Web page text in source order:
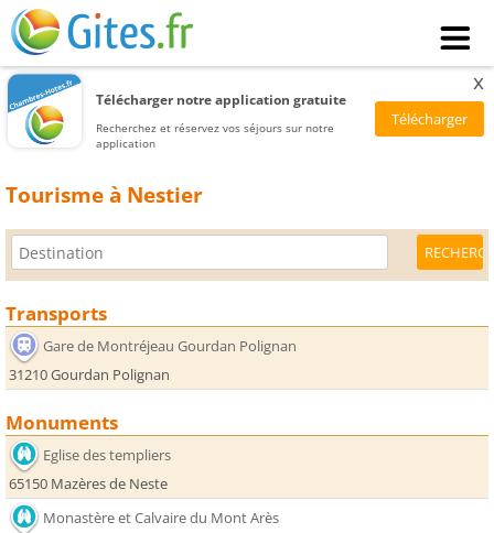
Télécharger notre application gratuite
Recherchez et réservez vos séjours sur notre
application
x
Tourisme à Nestier
Transports
Gare de Montréjeau Gourdan Polignan
31210 Gourdan Polignan
Monuments
Eglise des templiers
65150 Mazères de Neste
Monastère et Calvaire du Mont Arès